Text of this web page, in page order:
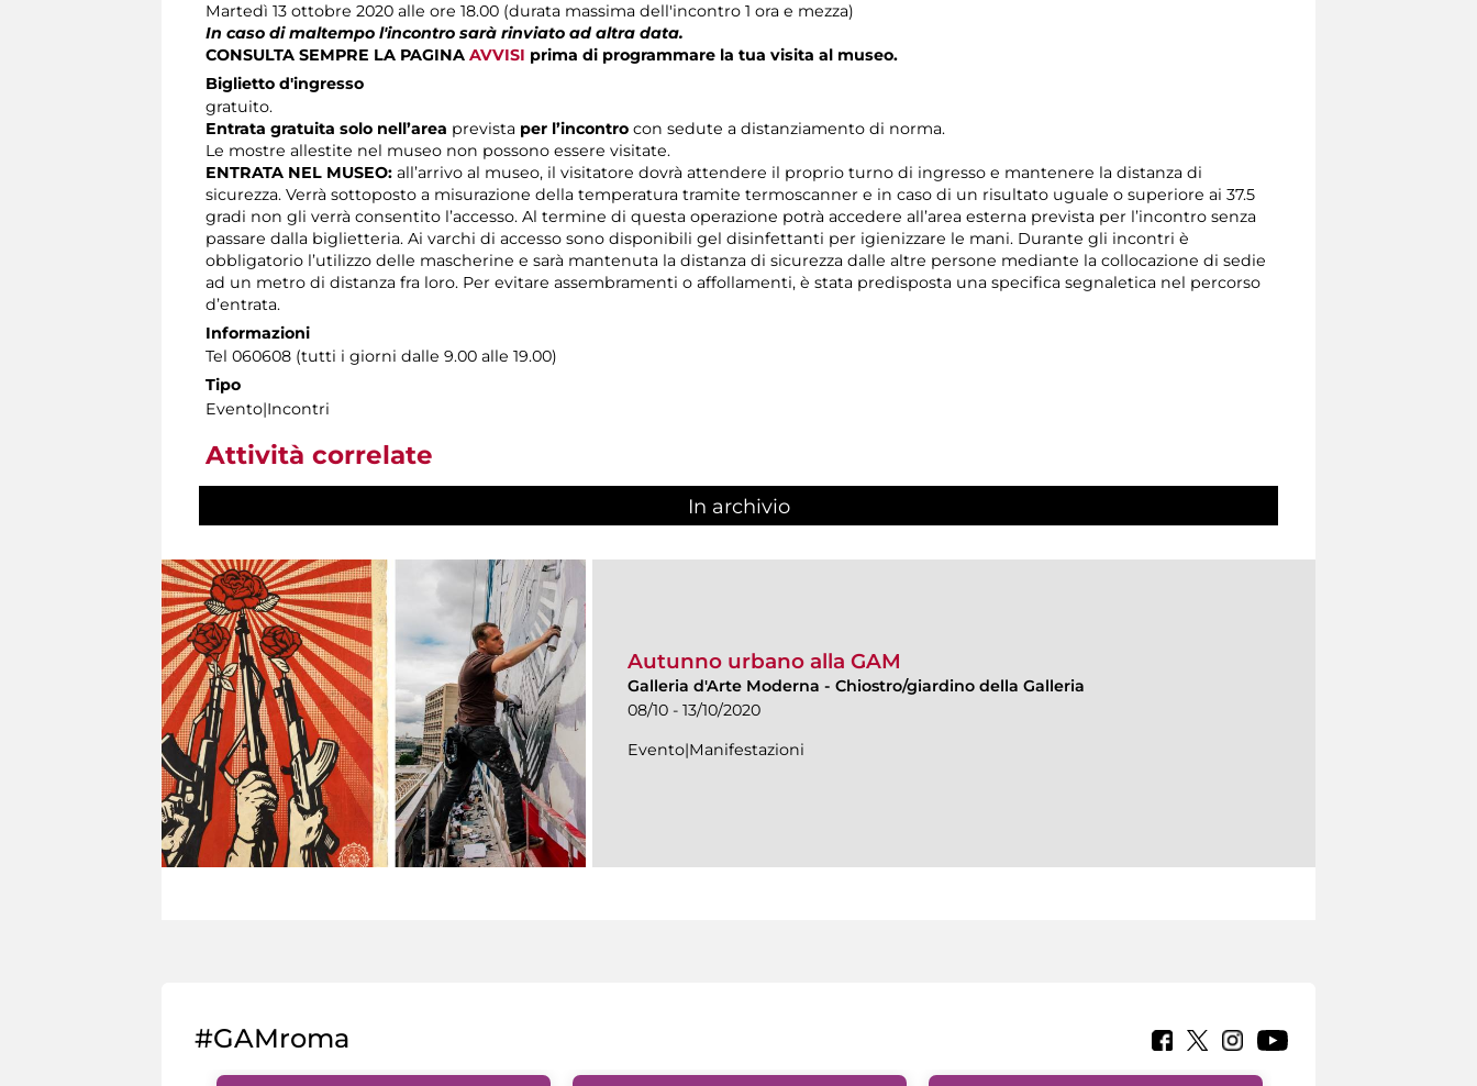
Martedì 13 ottobre 2020 alle ore 18.00 (durata massima dell'incontro 1 ora e mezza)
In caso di maltempo l'incontro sarà rinviato ad altra data.
CONSULTA SEMPRE LA PAGINA AVVISI prima di programmare la tua visita al museo.
Biglietto d'ingresso
gratuito.
Entrata gratuita solo nell’area prevista per l’incontro con sedute a distanziamento di norma.
Le mostre allestite nel museo non possono essere visitate.
ENTRATA NEL MUSEO: all’arrivo al museo, il visitatore dovrà attendere il proprio turno di ingresso e mantenere la distanza di
sicurezza. Verrà sottoposto a misurazione della temperatura tramite termoscanner e in caso di un risultato uguale o superiore ai 37.5
gradi non gli verrà consentito l’accesso. Al termine di questa operazione potrà accedere all’area esterna prevista per l’incontro senza
passare dalla biglietteria. Ai varchi di accesso sono disponibili gel disinfettanti per igienizzare le mani. Durante gli incontri è
obbligatorio l’utilizzo delle mascherine e sarà mantenuta la distanza di sicurezza dalle altre persone mediante la collocazione di sedie
ad un metro di distanza fra loro. Per evitare assembramenti o affollamenti, è stata predisposta una specifica segnaletica nel percorso
d’entrata.
Informazioni
Tel 060608 (tutti i giorni dalle 9.00 alle 19.00)
Tipo
Evento|Incontri
Attività correlate
In archivio
Autunno urbano alla GAM
Galleria d'Arte Moderna - Chiostro/giardino della Galleria
08/10 - 13/10/2020
Evento|Manifestazioni
#GAMroma